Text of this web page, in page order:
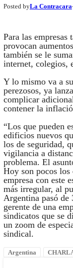
Posted byLa Contracara
Para las empresas
provocan
también se le
internet, colegios,
Y lo mismo va a
perezosos, ya
complicar
contener la
“Los que pueden
edificios nuevos
los de seguridad,
vigilancia a
problema. El
Hoy son pocos los
empresa con este
más irregular, al
Argentina pasó
gerente de una
sindicatos que se
un zoom de
sindical.
Argentina